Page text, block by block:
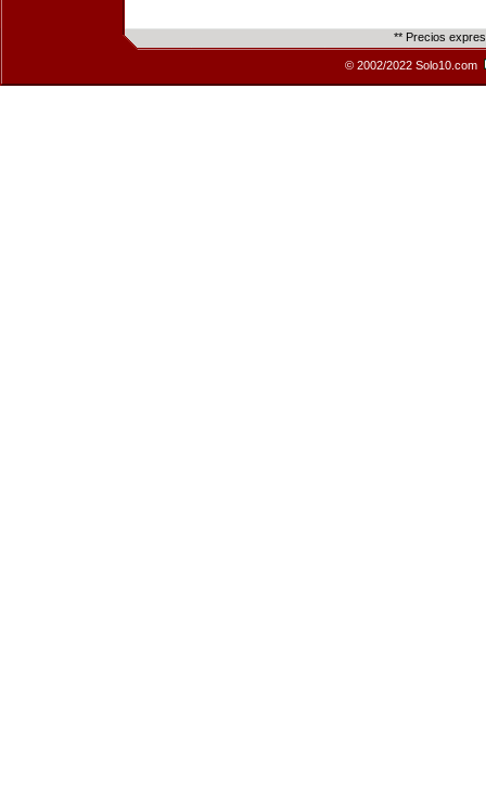
** Precios
© 2002/2022 Solo10.com